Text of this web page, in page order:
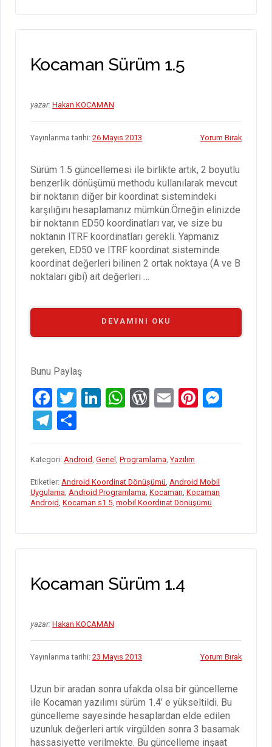
Kocaman Sürüm 1.5
yazar: Hakan KOCAMAN
Yayınlanma tarihi: 26 Mayıs 2013 Yorum Bırak
Sürüm 1.5 güncellemesi ile birlikte artık, 2 boyutlu
benzerlik dönüşümü methodu kullanılarak mevcut
bir noktanın diğer bir koordinat sistemindeki
karşılığını hesaplamanız mümkün.Örneğin elinizde
bir noktanın ED50 koordinatları var, ve size bu
noktanın ITRF koordinatları gerekli. Yapmanız
gereken, ED50 ve ITRF koordinat sisteminde
koordinat değerleri bilinen 2 ortak noktaya (A ve B
noktaları gibi) ait değerleri …
DEVAMINI OKU
Bunu Paylaş
F
a
ce
b
o
o
k
T
tt
er
Li
ke
dI
n
W
at
s
A
p
p
W
d
Pr
es
s
E
ail
Pi
er
t
se
T
el
e
gr
a
h
ar
e
Kategori: Android, Genel , Programlama, Yazılım
Etiketler: Android Koordinat Dönüşümü, Android Mobil
Uygulama, Android Programlama, Kocaman, Kocaman
Android, Kocaman s1.5, mobil Koordinat Dönüşümü
Kocaman Sürüm 1.4
yazar: Hakan KOCAMAN
Yayınlanma tarihi: 23 Mayıs 2013 Yorum Bırak
Uzun bir aradan sonra ufakda olsa bir güncelleme
ile Kocaman yazılımı sürüm 1.4’ e yükseltildi. Bu
güncelleme sayesinde hesaplardan elde edilen
uzunluk değerleri artık virgülden sonra 3 basamak
hassasiyette verilmekte. Bu güncelleme inşaat